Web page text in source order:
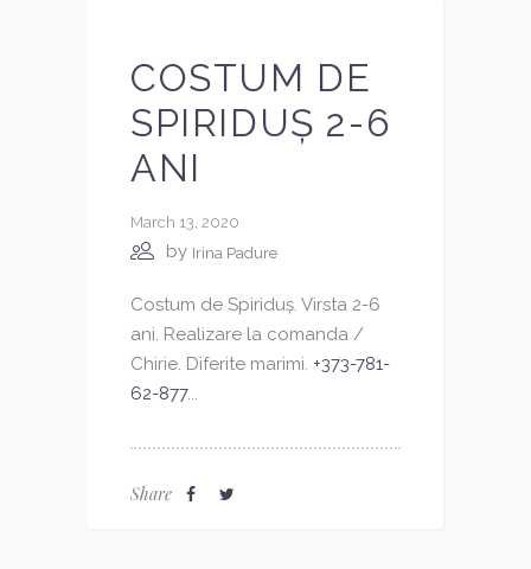
COSTUM DE
SPIRIDUȘ 2-6
ANI
March 13, 2020
by Irina Padure
Costum de Spiriduș. Virsta 2-6
ani. Realizare la comanda /
Chirie. Diferite marimi. +373-781-
62-877...
Share